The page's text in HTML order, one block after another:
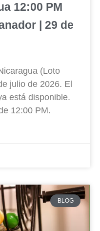
12:00 PM
| 29 de
(Loto
julio de 2026. El
está disponible.
12:00 PM.
BLOG